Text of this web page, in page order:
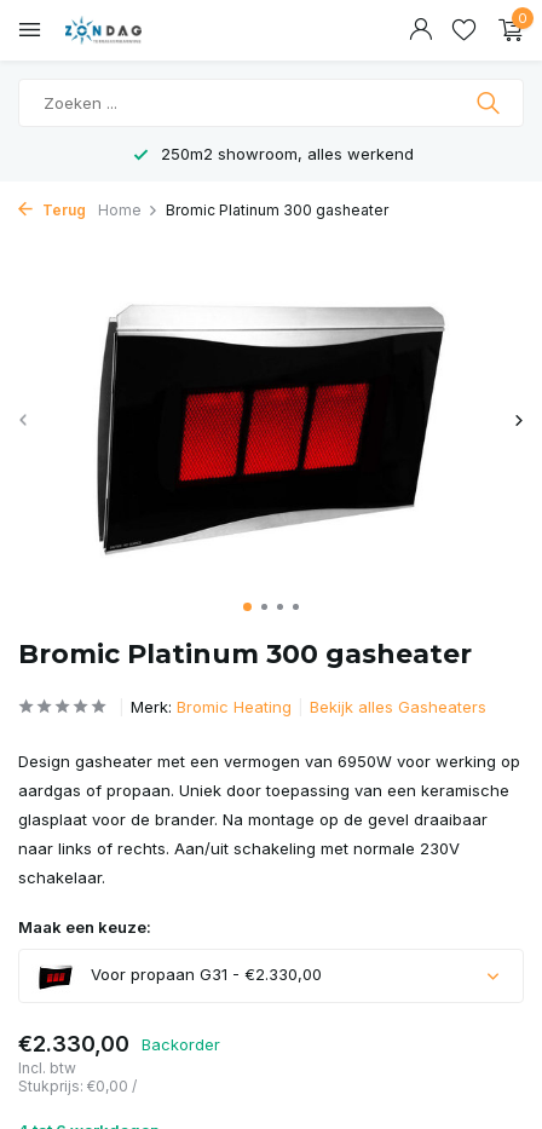
0
250m2 showroom, alles werkend
Terug Home Bromic Platinum 300 gasheater
Bromic Platinum 300 gasheater
Merk: Bromic Heating Bekijk alles Gasheaters
Design gasheater met een vermogen van 6950W voor werking op
aardgas of propaan. Uniek door toepassing van een keramische
glasplaat voor de brander. Na montage op de gevel draaibaar
naar links of rechts. Aan/uit schakeling met normale 230V
schakelaar.
Maak een keuze:
Voor propaan G31 - €2.330,00
€2.330,00 Backorder
Incl. btw
Stukprijs: €0,00 /